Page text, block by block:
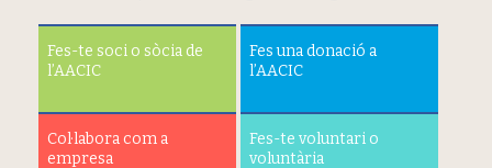
Fes-te soci o sòcia de
l’AACIC
Fes una donació a
l’AACIC
Col·labora com a
empresa
Fes-te voluntari o
voluntària